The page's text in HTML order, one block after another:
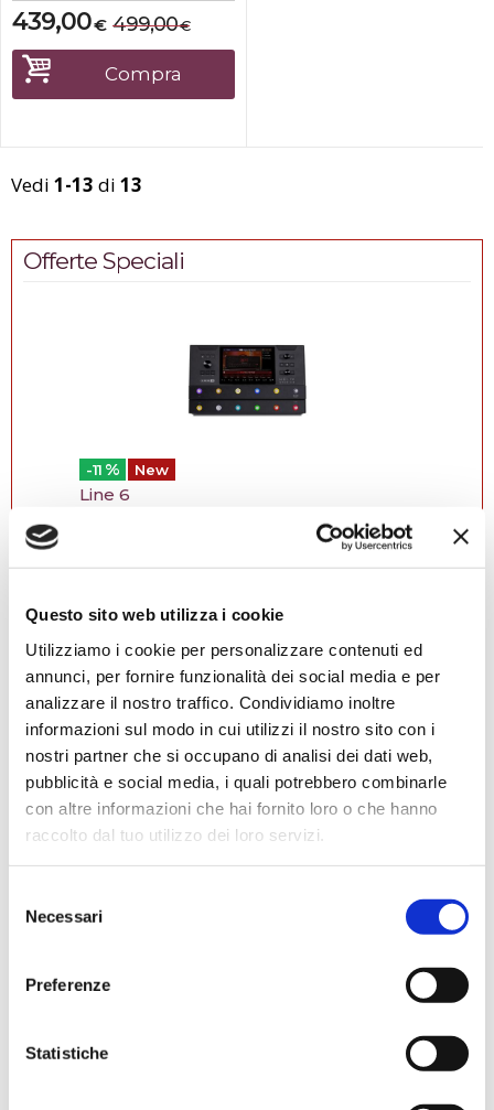
Questo sito web utilizza i cookie
Utilizziamo i cookie per personalizzare contenuti ed
annunci, per fornire funzionalità dei social media e per
analizzare il nostro traffico. Condividiamo inoltre
informazioni sul modo in cui utilizzi il nostro sito con i
nostri partner che si occupano di analisi dei dati web,
pubblicità e social media, i quali potrebbero combinarle
con altre informazioni che hai fornito loro o che hanno
raccolto dal tuo utilizzo dei loro servizi.
delNecessari
Preferenze
Statistiche
personalizzati con le ruote
colore e gobo. Fuze75S è
inoltre dotato di un prisma a
3 facce che divide il fascio
per
grandi effetti e per copr...
€
439,00 €
499,00
Compra
Vedi 1-13 di 13
Offerte Speciali
-11 % New
Line 6
Helix Stadium Floor Processore...
In offerta fino a:31/08/2026
€
1.639,00 €
1.848,00
Compra
Vedi su Google
3 settimane fa